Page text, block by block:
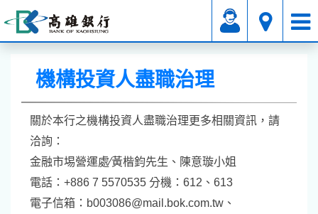
關於高銀 機構投資人盡職治理
機構投資人盡職治理
關於本行之機構投資人盡職治理更多相關資訊，請
洽詢：
金融市埸營運處∕黃楷鈞先生、陳意璇小姐
電話：+886 7 5570535 分機：612、613
電子信箱：b003086@mail.bok.com.tw、